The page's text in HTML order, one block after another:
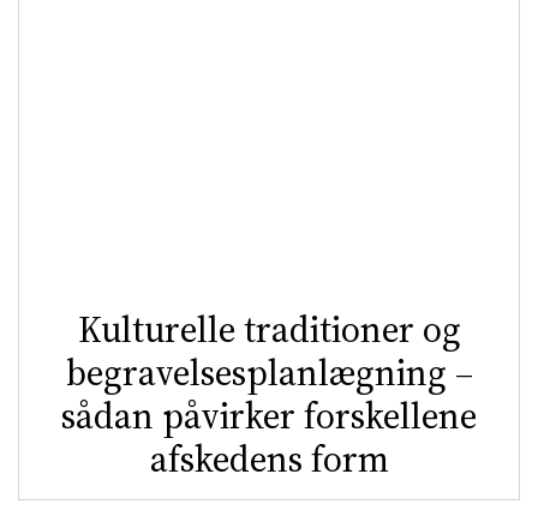
Kulturelle traditioner og
begravelsesplanlægning –
sådan påvirker forskellene
afskedens form